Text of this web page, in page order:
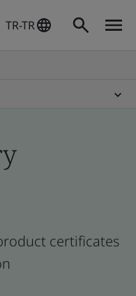
TR-TR
certificates